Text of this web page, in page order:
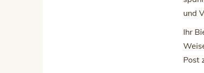
und
Ihr
Post